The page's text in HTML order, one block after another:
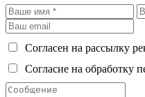
Согласен на рассылку
Согласие на обработку